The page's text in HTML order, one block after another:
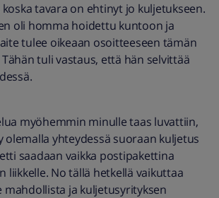
tavara on ehtinyt jo kuljetukseen.
oli homma hoidettu kuntoon ja
tulee oikeaan osoitteeseen tämän
tuli vastaus, että hän selvittää
myöhemmin minulle taas luvattiin,
olemalla yhteydessä suoraan kuljetus
saadaan vaikka postipakettina
liikkelle. No tällä hetkellä vaikuttaa
mahdollista ja kuljetusyrityksen